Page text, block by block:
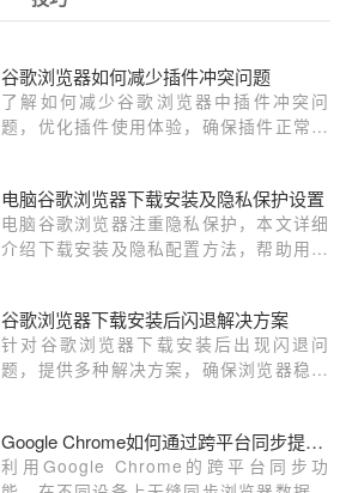
谷歌浏览器如何减少插件冲突问题
了解如何减少谷歌浏览器中插件冲突问
题，优化插件使用体验，确保插件正常运
电脑谷歌浏览器下载安装及隐私保护设置
电脑谷歌浏览器注重隐私保护，本文详细
介绍下载安装及隐私配置方法，帮助用户
谷歌浏览器下载安装后闪退解决方案
针对谷歌浏览器下载安装后出现闪退问
题，提供多种解决方案，确保浏览器稳定
Google Chrome如何通过跨平台同步提升浏览器效率
利用Google Chrome的跨平台同步功